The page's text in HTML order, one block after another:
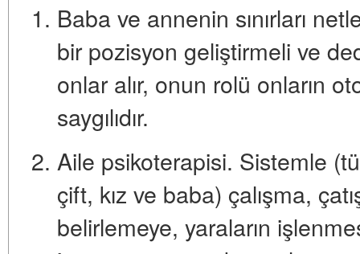
Baba ve annenin sınırları
bir pozisyon geliştirmeli ve
onlar alır, onun rolü onların
saygılıdır.
Aile psikoterapisi. Sistemle
çift, kız ve baba) çalışma,
belirlemeye, yaraların